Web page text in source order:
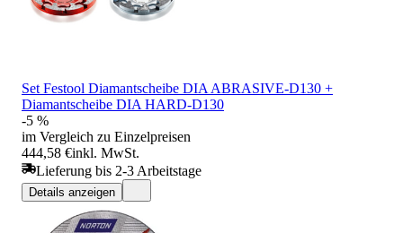
Set Festool Diamantscheibe DIA ABRASIVE-D130 +
Diamantscheibe DIA HARD-D130
-5 %
im Vergleich zu Einzelpreisen
444,58 €inkl. MwSt.
Lieferung bis 2-3 Arbeitstage
Details anzeigen